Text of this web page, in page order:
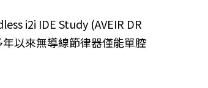
i2i IDE Study (AVEIR DR
以來無導線節律器僅能單腔